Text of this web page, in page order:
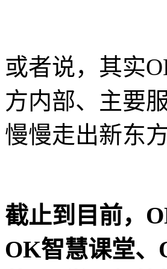
或者说，其实
方内部、主要
慢慢走出新东
截止到目前，
OK智慧课堂、